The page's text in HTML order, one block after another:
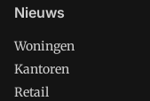
Nieuws
Woningen
Kantoren
Retail